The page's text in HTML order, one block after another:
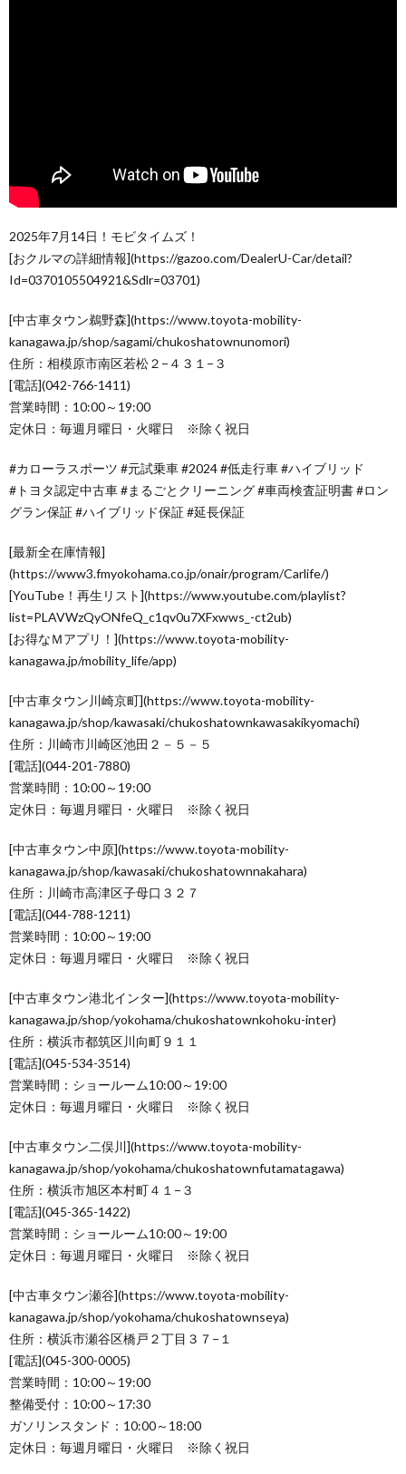
2025年7月14日！モビタイムズ！
[おクルマの詳細情報](https://gazoo.com/DealerU-Car/detail?
Id=0370105504921&Sdlr=03701)
[中古車タウン鵜野森](https://www.toyota-mobility-
kanagawa.jp/shop/sagami/chukoshatownunomori)
住所：相模原市南区若松２−４３１−３
[電話](042-766-1411)
営業時間：10:00～19:00
定休日：毎週月曜日・火曜日 ※除く祝日
#カローラスポーツ #元試乗車 #2024 #低走行車 #ハイブリッド
#トヨタ認定中古車 #まるごとクリーニング #車両検査証明書 #ロン
グラン保証 #ハイブリッド保証 #延長保証
[最新全在庫情報]
(https://www3.fmyokohama.co.jp/onair/program/Carlife/)
[YouTube！再生リスト](https://www.youtube.com/playlist?
list=PLAVWzQyONfeQ_c1qv0u7XFxwws_-ct2ub)
[お得なＭアプリ！](https://www.toyota-mobility-
kanagawa.jp/mobility_life/app)
[中古車タウン川崎京町](https://www.toyota-mobility-
kanagawa.jp/shop/kawasaki/chukoshatownkawasakikyomachi)
住所：川崎市川崎区池田２－５－５
[電話](044-201-7880)
営業時間：10:00～19:00
定休日：毎週月曜日・火曜日 ※除く祝日
[中古車タウン中原](https://www.toyota-mobility-
kanagawa.jp/shop/kawasaki/chukoshatownnakahara)
住所：川崎市高津区子母口３２７
[電話](044-788-1211)
営業時間：10:00～19:00
定休日：毎週月曜日・火曜日 ※除く祝日
[中古車タウン港北インター](https://www.toyota-mobility-
kanagawa.jp/shop/yokohama/chukoshatownkohoku-inter)
住所：横浜市都筑区川向町９１１
[電話](045-534-3514)
営業時間：ショールーム10:00～19:00
定休日：毎週月曜日・火曜日 ※除く祝日
[中古車タウン二俣川](https://www.toyota-mobility-
kanagawa.jp/shop/yokohama/chukoshatownfutamatagawa)
住所：横浜市旭区本村町４１−３
[電話](045-365-1422)
営業時間：ショールーム10:00～19:00
定休日：毎週月曜日・火曜日 ※除く祝日
[中古車タウン瀬谷](https://www.toyota-mobility-
kanagawa.jp/shop/yokohama/chukoshatownseya)
住所：横浜市瀬谷区橋戸２丁目３７−１
[電話](045-300-0005)
営業時間：10:00～19:00
整備受付：10:00～17:30
ガソリンスタンド：10:00～18:00
定休日：毎週月曜日・火曜日 ※除く祝日